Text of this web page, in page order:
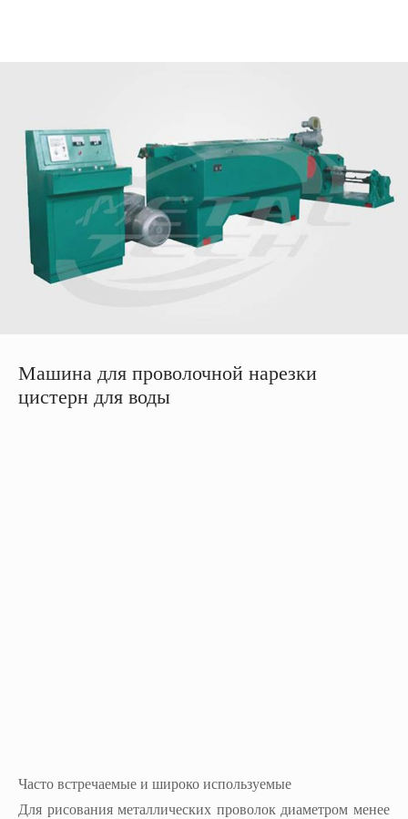
Машина для проволочной нарезки
цистерн для воды
Часто встречаемые и широко используемые
Для рисования металлических проволок диаметром менее